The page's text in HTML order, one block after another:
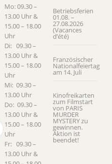
Mo: 09.30 –
13.00 Uhr &
15.00 – 18.00
Uhr
Di: 09.30 –
13.00 Uhr &
15.00 – 18.00
Uhr
Mi: 09.30 –
13.00 Uhr
Do: 09.30 –
13.00 Uhr &
15.00 – 18.00
Uhr
Fr: 09.30 –
13.00 Uhr &
Betriebsferien
01.08. –
27.08.2026
(Vacances
d’été)
Französischer
Nationalfeiertag
am 14. Juli
Kinofreikarten
zum Filmstart
von PARIS
MURDER
MYSTERY zu
gewinnen.
Aktion ist
beendet!